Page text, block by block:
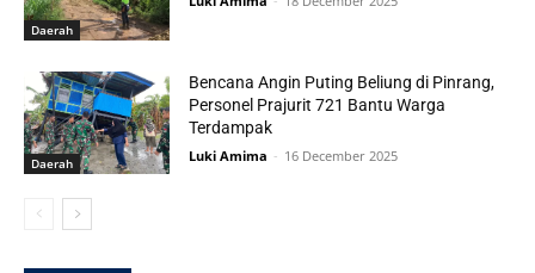
Daerah
Daerah
Bencana Angin Puting Beliung di Pinrang,
Personel Prajurit 721 Bantu Warga
Terdampak
Luki Amima - 16 December 2025